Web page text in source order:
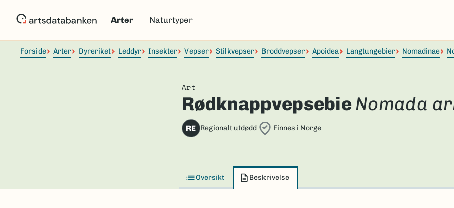
Arter Naturtyper
Forside Arter Dyreriket Leddyr Insekter Vepser Stilkvepser Broddvepser Apoidea Langtungebier Nomadinae
Art
RødknappvepsebieNomada
RE Regionalt utdødd Finnes i Norge
Oversikt Beskrivelse